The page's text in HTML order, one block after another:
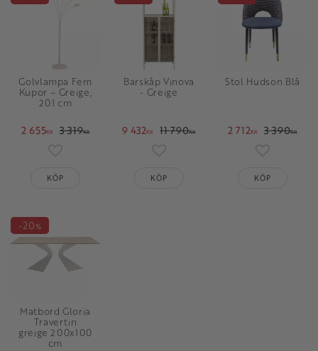
Golvlampa Fem
Kupor – Greige,
201 cm
2 655KR 3 319KR
Lägg till i favoriter
KÖP
Barskåp Vinova
- Greige
9 432KR 11 790KR
Lägg till i favoriter
KÖP
Stol Hudson Blå
2 712KR 3 390KR
Lägg till i
KÖP
Matbord Gloria
Travertin
greige 200x100
cm
20%